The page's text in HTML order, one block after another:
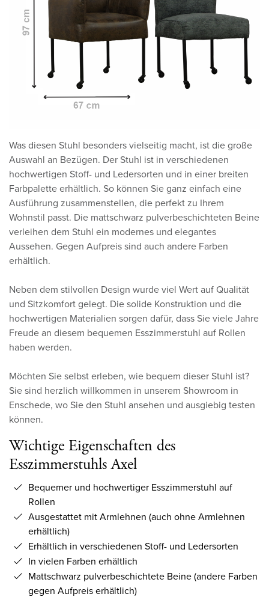
Was diesen Stuhl besonders vielseitig macht, ist die große
Auswahl an Bezügen. Der Stuhl ist in verschiedenen
hochwertigen Stoff- und Ledersorten und in einer breiten
Farbpalette erhältlich. So können Sie ganz einfach eine
Ausführung zusammenstellen, die perfekt zu Ihrem
Wohnstil passt. Die mattschwarz pulverbeschichteten Beine
verleihen dem Stuhl ein modernes und elegantes
Aussehen. Gegen Aufpreis sind auch andere Farben
erhältlich.
Neben dem stilvollen Design wurde viel Wert auf Qualität
und Sitzkomfort gelegt. Die solide Konstruktion und die
hochwertigen Materialien sorgen dafür, dass Sie viele Jahre
Freude an diesem bequemen Esszimmerstuhl auf Rollen
haben werden.
Möchten Sie selbst erleben, wie bequem dieser Stuhl ist?
Sie sind herzlich willkommen in unserem Showroom in
Enschede, wo Sie den Stuhl ansehen und ausgiebig testen
können.
Wichtige Eigenschaften des
Esszimmerstuhls Axel
Bequemer und hochwertiger Esszimmerstuhl auf
Rollen
Ausgestattet mit Armlehnen (auch ohne Armlehnen
erhältlich)
Erhältlich in verschiedenen Stoff- und Ledersorten
In vielen Farben erhältlich
Mattschwarz pulverbeschichtete Beine (andere Farben
gegen Aufpreis erhältlich)